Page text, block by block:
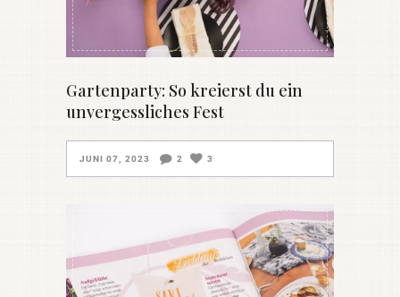
Gartenparty: So kreierst du ein
unvergessliches Fest
JUNI 07, 2023 2 3